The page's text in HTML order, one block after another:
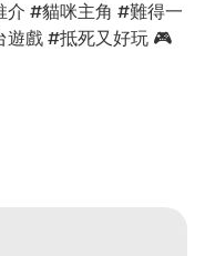
介 #貓咪主角 #難得一
遊戲 #抵死又好玩 🎮